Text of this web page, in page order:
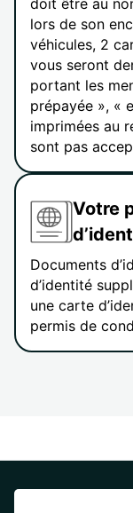
doit être au
lors de son
véhicules, 2
vous seront
portant les
prépayée », «
imprimées au
sont pas
Votre
Documents
d’identité
une carte
permis de